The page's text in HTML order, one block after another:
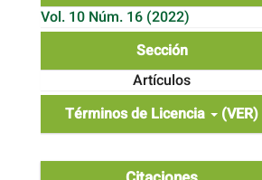
Vol. 10 Núm. 16 (2022)
Sección
Artículos
Términos de Licencia
(VER)